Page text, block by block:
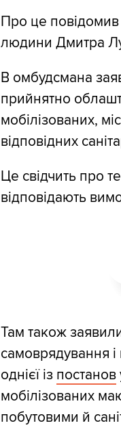
Про це повідомив
людини Дмитра
В омбудсмана
прийнятно
мобілізованих,
відповідних
Це свідчить про
відповідають
Там також
самоврядування
однієї із постанов
мобілізованих
побутовими й